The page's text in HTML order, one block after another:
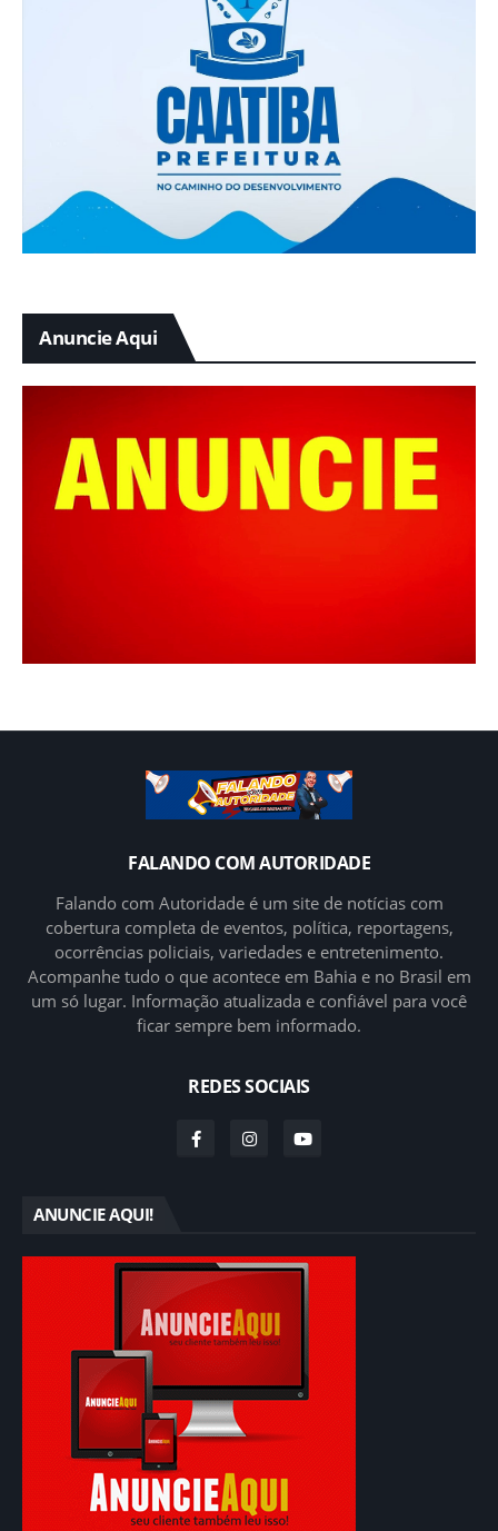
Anuncie Aqui
FALANDO COM AUTORIDADE
Falando com Autoridade é um site de notícias com
cobertura completa de eventos, política, reportagens,
ocorrências policiais, variedades e entretenimento.
Acompanhe tudo o que acontece em Bahia e no Brasil em
um só lugar. Informação atualizada e confiável para você
ficar sempre bem informado.
REDES SOCIAIS
ANUNCIE AQUI!